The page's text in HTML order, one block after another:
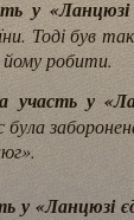
у «Ланцюзі
Тоді був
робити.
участь у
у «Ланцюзі